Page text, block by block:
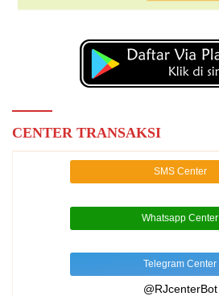
CENTER TRANSAKSI
SMS Center
Whatsapp Center
Telegram Center
@RJcenterBot